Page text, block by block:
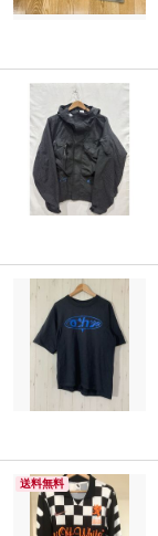
送料無料